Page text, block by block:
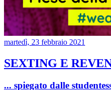
martedì, 23 febbraio 2021
SEXTING E
... spiegato dalle